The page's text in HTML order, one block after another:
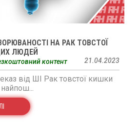
НА РАК ТОВСТОЇ
ЛЮДЕЙ
21.04.2023
контент
від ШІ Рак товстої кишки